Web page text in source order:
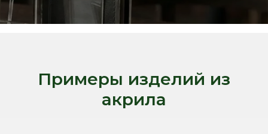
Примеры изделий из
акрила